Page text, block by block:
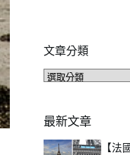
文章分類
文
類
最新文章
【法